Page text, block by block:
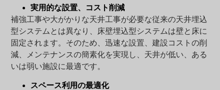
実用的な設置、コスト削減
補強工事や大がかりな天井工事が必要な従来の天井埋込
型システムとは異なり、床壁埋込型システムは壁と床に
固定されます。そのため、迅速な設置、建設コストの削
減、メンテナンスの簡素化を実現し、天井が低い、ある
いは弱い施設に最適です。
スペース利用の最適化